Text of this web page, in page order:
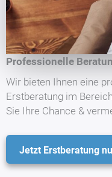
Professionelle
Wir bieten Ihnen eine
Erstberatung im
Sie Ihre Chance &
Jetzt Erstberatung